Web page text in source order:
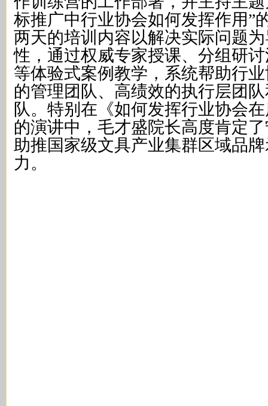
标推广中行业协会如何发挥作用”
两天的培训内容以解决实际问题
性，通过权威专家授课、分组研
等体验式案例教学，系统帮助行
的管理团队、高绩效的执行层团
队。特别在《如何发挥行业协会
的演讲中，毛才盛院长高度肯定
助推国家级文具产业集群区域品
力。